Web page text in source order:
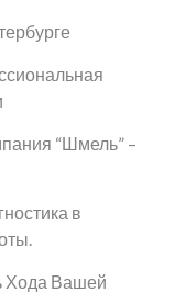
“Шмель” –
в
Хода Вашей